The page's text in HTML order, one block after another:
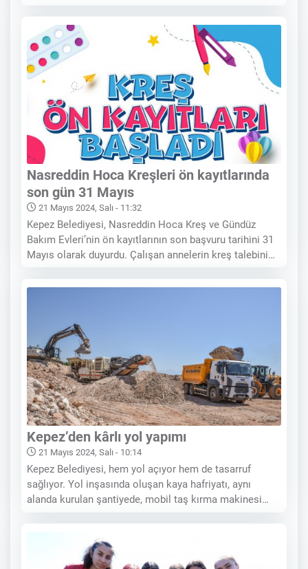
kazalarının önlenmesine yönelik alınması gereken
tedbirler konuşuldu. Çalışanlarının
Nasreddin Hoca Kreşleri ön kayıtlarında
son gün 31 Mayıs
21 Mayıs 2024, Salı - 11:32
Kepez Belediyesi, Nasreddin Hoca Kreş ve Gündüz
Bakım Evleri’nin ön kayıtlarının son başvuru tarihini 31
Mayıs olarak duyurdu. Çalışan annelerin kreş talebini
amacıyla Kepez Belediyesi tarafından ilçenin 6
Kepez’den kârlı yol yapımı
21 Mayıs 2024, Salı - 10:14
Kepez Belediyesi, hem yol açıyor hem de tasarruf
sağlıyor. Yol inşasında oluşan kaya hafriyatı, aynı
alanda kurulan şantiyede, mobil taş kırma makinesi
Mahallesi’nde mülkiyet sorunlarından dolayı uzun yıllar
yapılamayan imar yollarını